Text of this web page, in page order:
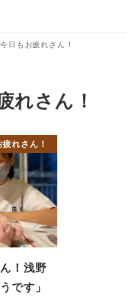
今日もお疲れさん！
れさん！
れさん！
！浅野
です」